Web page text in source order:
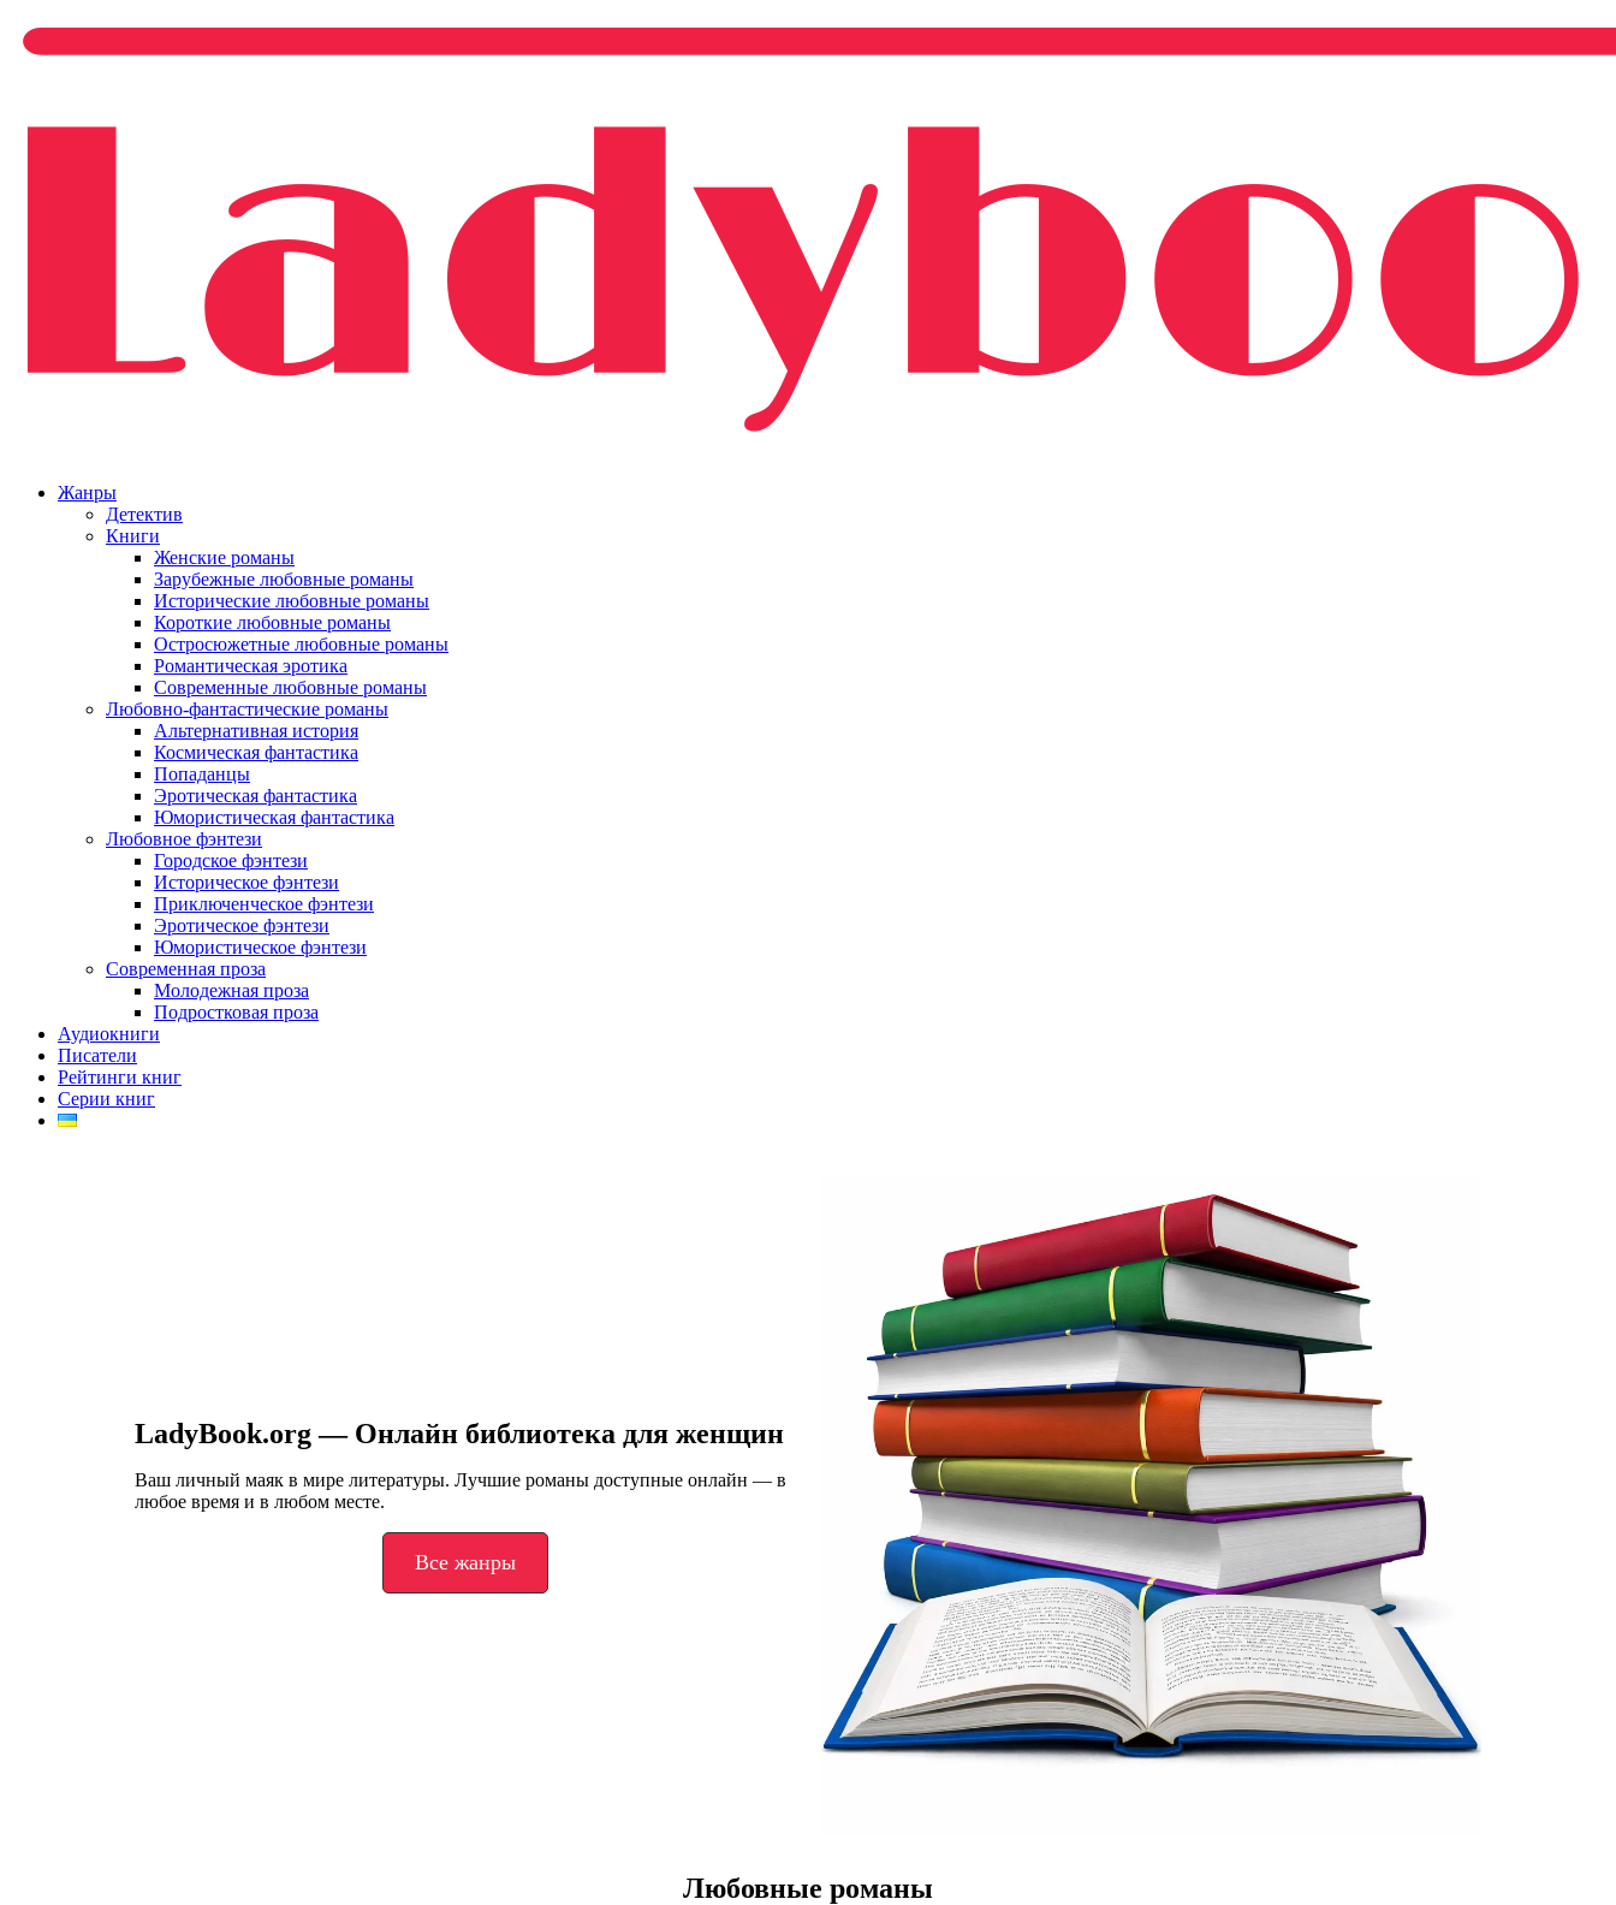
Жанры
Детектив
Книги
Женские романы
Зарубежные любовные романы
Исторические любовные романы
Короткие любовные романы
Остросюжетные любовные романы
Романтическая эротика
Современные любовные романы
Любовно-фантастические романы
Альтернативная история
Космическая фантастика
Попаданцы
Эротическая фантастика
Юмористическая фантастика
Любовное фэнтези
Городское фэнтези
Историческое фэнтези
Приключенческое фэнтези
Эротическое фэнтези
Юмористическое фэнтези
Современная проза
Молодежная проза
Подростковая проза
Аудиокниги
Писатели
Рейтинги книг
Серии книг
LadyBook.org — Онлайн библиотека для женщин
Ваш личный маяк в мире литературы. Лучшие романы доступные онлайн — в
любое время и в любом месте.
Все жанры
Любовные романы